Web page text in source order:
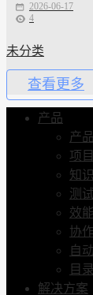
2026-06-17
4
未分类
查看更多
产品
产
项
知
测
效
协
自
目
解决方案